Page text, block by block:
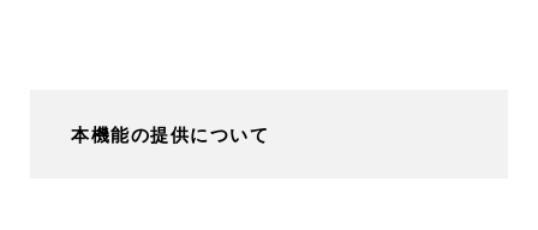
本機能の提供について